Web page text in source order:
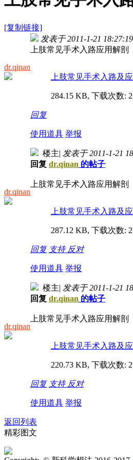
[复制链接]
dr.qinan
发表于 2011-1-21 18:27:19
上肢常见手术入路应用解剖
上肢常见手术入路及
284.15 KB, 下载次数:
回复
使用道具 举报
dr.qinan
楼主| 发表于 2011-1-21
回复 dr.qinan 的帖子
上肢常见手术入路应用解剖
上肢常见手术入路及
287.12 KB, 下载次数:
回复 支持 反对
使用道具 举报
dr.qinan
楼主| 发表于 2011-1-21
回复 dr.qinan 的帖子
上肢常见手术入路应用解剖
上肢常见手术入路及
220.73 KB, 下载次数:
回复 支持 反对
使用道具 举报
返回列表
精彩图文